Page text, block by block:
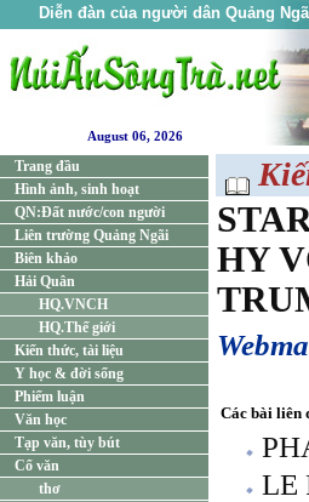
Diễn đàn của người dân Quảng
August 06, 2026
Trang đầu
Hình ảnh, sinh hoạt
QN:Đất nước/con người
Liên trường Quảng Ngãi
Biên khảo
Hải Quân
HQ.VNCH
HQ.Thế giới
Kiến thức, tài liệu
Y học & đời sống
Phiếm luận
Văn học
Tạp văn, tùy bút
Cổ văn
thơ
HY
Các bài liên
LE